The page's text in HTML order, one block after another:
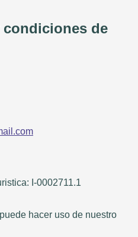
condiciones de
I-0002711.1
hacer uso de nuestro